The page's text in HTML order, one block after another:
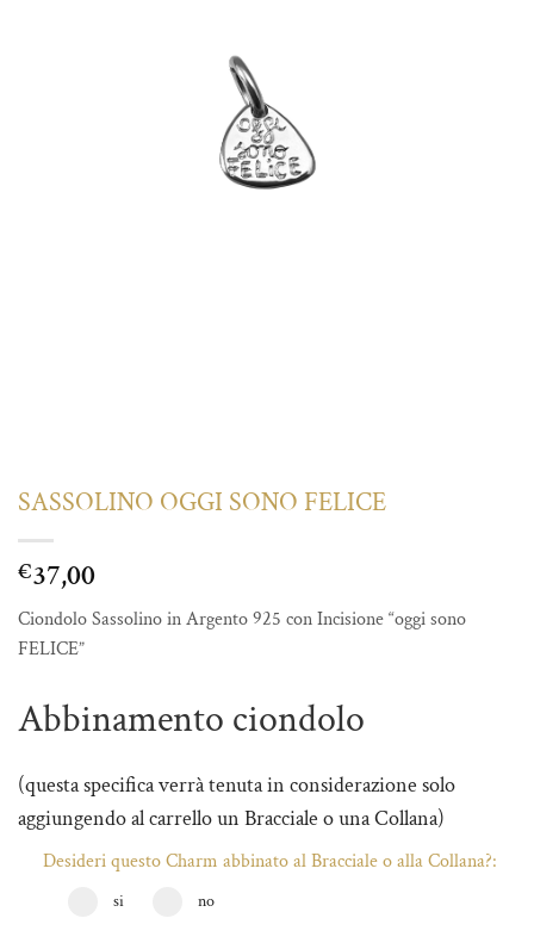
SASSOLINO OGGI SONO FELICE
€37,00
Ciondolo Sassolino in Argento 925 con Incisione “oggi sono
FELICE”
Abbinamento ciondolo
(questa specifica verrà tenuta in considerazione solo
aggiungendo al carrello un Bracciale o una Collana)
Desideri questo Charm abbinato al Bracciale o alla Collana?:
si no